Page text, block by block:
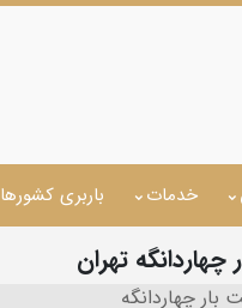
خدمات باربری کشورها
تهران
بار چهاردانگه